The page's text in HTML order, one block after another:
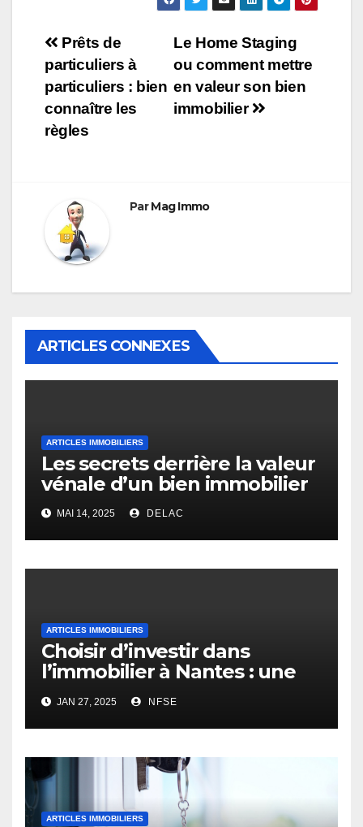
Navigation
de
l’article
Le Home Staging
ou comment mettre
en valeur son bien
immobilier
Prêts de
particuliers à
particuliers : bien
connaître les
règles
ParMag Immo
ARTICLES CONNEXES
ARTICLES IMMOBILIERS
Les secrets derrière la valeur
vénale d’un bien immobilier
MAI 14, 2025 DELAC
ARTICLES IMMOBILIERS
Choisir d’investir dans
l’immobilier à Nantes : une
opportunité rentable
JAN 27, 2025 NFSE
ARTICLES IMMOBILIERS